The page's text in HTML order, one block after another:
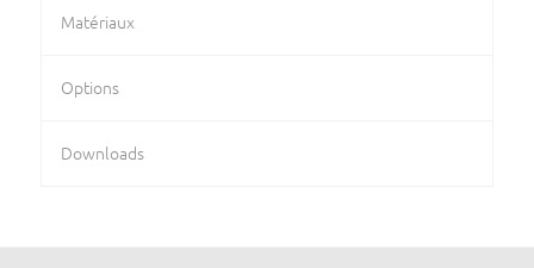
Matériaux
Options
Downloads